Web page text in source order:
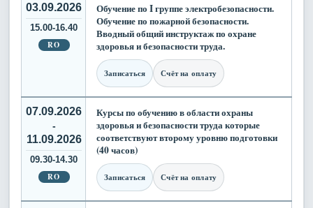
03.09.2026
15.00-16.40
RO
Обучение по I группе электробезопасности.
Обучение по пожарной безопасности.
Вводный общий инструктаж по охране
здоровья и безопасности труда.
Записаться Счёт на оплату
07.09.2026
-
11.09.2026
09.30-14.30
RO
Курсы по обучению в области охраны
здоровья и безопасности труда которые
соответствуют второму уровню подготовки
(40 часов)
Записаться Счёт на оплату